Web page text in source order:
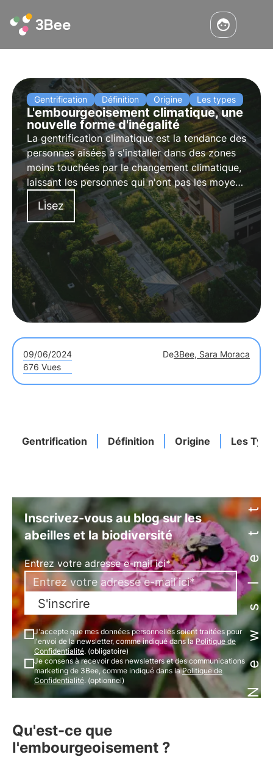
Gentrification Définition Origine Les types
L'embourgeoisement climatique, une
nouvelle forme d'inégalité
La gentrification climatique est la tendance des
personnes aisées à s'installer dans des zones
moins touchées par le changement climatique,
laissant les personnes qui n'ont pas les moyens
de s'offrir autre chose dans les zones les plus
menacées.
Lisez
09/06/2024 De3Bee, Sara Moraca
676 Vues
Gentrification Définition Origine LesNewsletter
Inscrivez-vous au blog sur les
abeilles et la biodiversité
Entrez votre adresse e-mail ici*
S'inscrire
J'accepte que mes données personnelles soient traitées pour
l'envoi de la newsletter, comme indiqué dans laPolitique de
Confidentialité. (obligatoire)
Je consens à recevoir des newsletters et des communications
marketing de 3Bee, comme indiqué dans laPolitique de
Confidentialité. (optionnel)
Qu'est-ce que
l'embourgeoisement ?